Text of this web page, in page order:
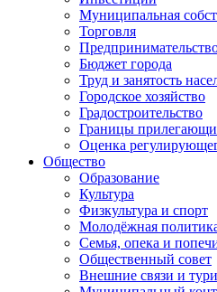
Муниципальная
Торговля
Бюджет города
Труд и занятость
Городское хозяйство
Градостроительство
Границы
Оценка
Общество
Образование
Культура
Физкультура и спорт
Молодёжная
Семья, опека и
Общественный совет
Внешние связи и